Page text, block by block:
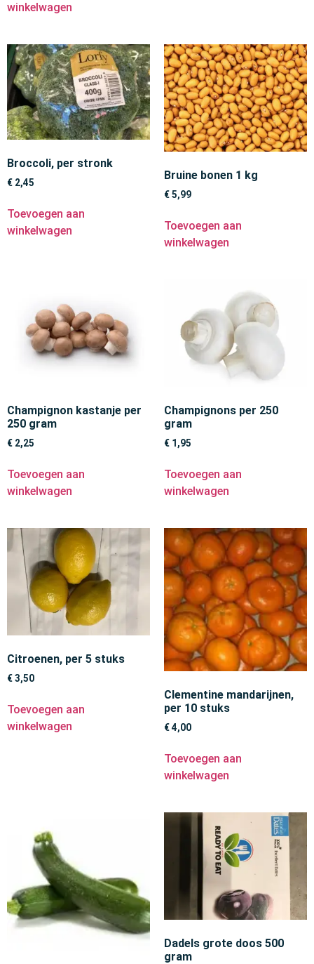
winkelwagen
Broccoli, per stronk
€ 2,45
Toevoegen aan
winkelwagen
Bruine bonen 1 kg
€5,99
Toevoegen aan
winkelwagen
Champignon kastanje per
250 gram
€ 2,25
Toevoegen aan
winkelwagen
Champignons per 250
gram
€ 1,95
Toevoegen aan
winkelwagen
Citroenen, per 5 stuks
€3,50
Toevoegen aan
winkelwagen
Clementine mandarijnen,
per 10 stuks
€4,00
Toevoegen aan
winkelwagen
Dadels grote doos 500
gram